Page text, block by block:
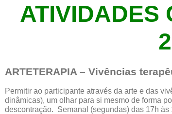
ATIVIDADES
ARTETERAPIA – Vivências
Permitir ao participante através da arte e das
dinâmicas), um olhar para si mesmo de forma
descontração. Semanal (segundas) das 17h às